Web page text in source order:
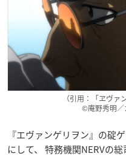
（引用：「ヱヴァ
©庵野秀明／
『エヴァンゲリヲン』の碇
にして、 特務機関NERVの総